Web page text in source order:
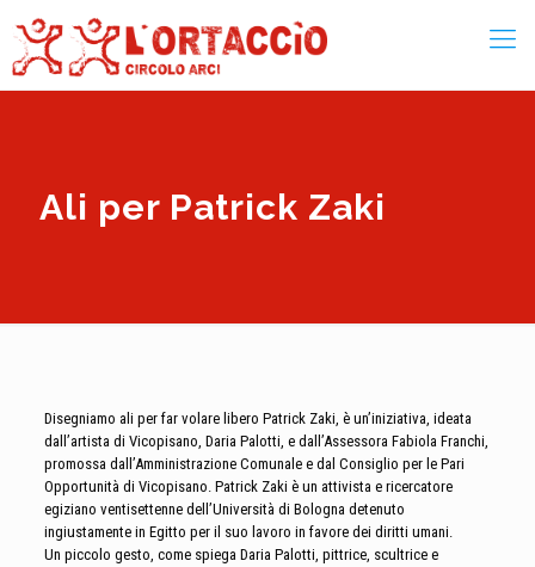
Ali per Patrick Zaki
Disegniamo ali per far volare libero Patrick Zaki, è un’iniziativa, ideata
dall’artista di Vicopisano, Daria Palotti, e dall’Assessora Fabiola Franchi,
promossa dall’Amministrazione Comunale e dal Consiglio per le Pari
Opportunità di Vicopisano. Patrick Zaki è un attivista e ricercatore
egiziano ventisettenne dell’Università di Bologna detenuto
ingiustamente in Egitto per il suo lavoro in favore dei diritti umani.
Un piccolo gesto, come spiega Daria Palotti, pittrice, scultrice e